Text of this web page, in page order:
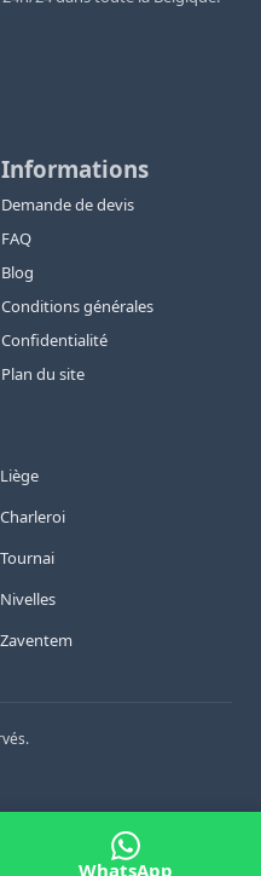
Informations
Demande de devis
FAQ
Blog
Conditions générales
Confidentialité
Plan du site
Liège
Charleroi
Tournai
Nivelles
Zaventem